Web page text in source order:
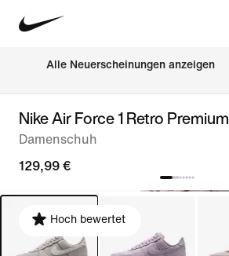
Alle Neuerscheinungen anzeigen
Nike Air Force 1 Retro Premium
Damenschuh
129,99 €
Hoch bewertet